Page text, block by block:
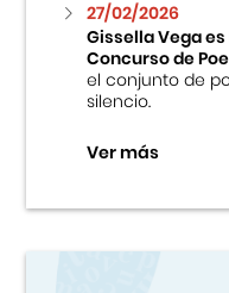
27/02/2026
Gissella Vega
Concurso de
el conjunto de
silencio.
Ver más